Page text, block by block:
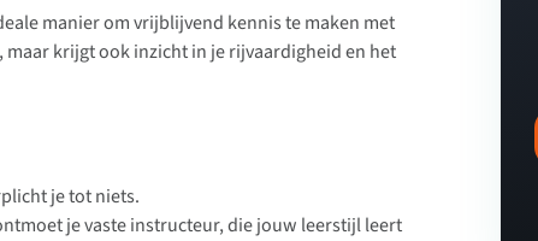
manier om vrijblijvend kennis te maken met
krijgt ook inzicht in je rijvaardigheid en het
je tot niets.
je vaste instructeur, die jouw leerstijl leert